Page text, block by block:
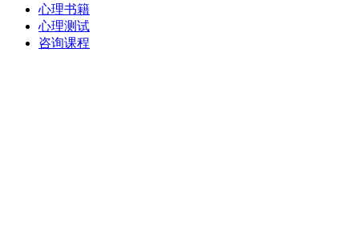
心理书籍
心理测试
咨询课程